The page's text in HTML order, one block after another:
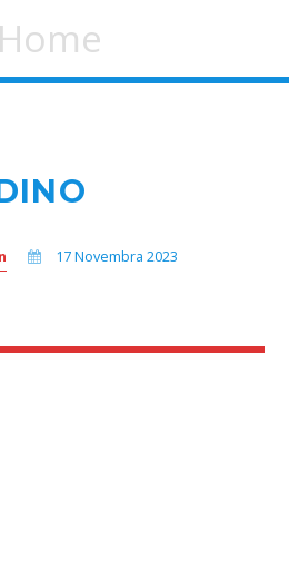
17 Novembra 2023